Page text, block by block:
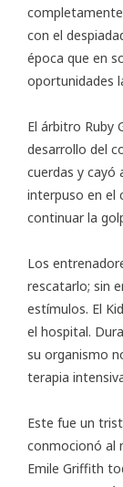
con el
época que en
oportunidades
El árbitro Ruby
desarrollo del
cuerdas y cayó
interpuso en el
continuar la
Los
rescatarlo; sin
estímulos. El
el hospital.
su organismo
terapia
Este fue un
conmocionó al
Emile Griffith